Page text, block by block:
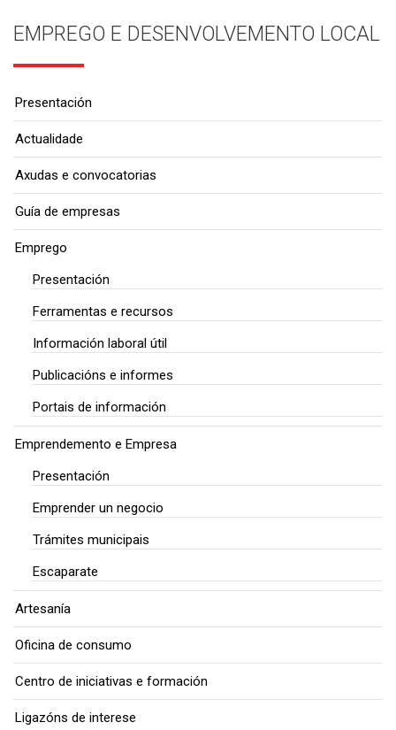
EMPREGO E DESENVOLVEMENTO LOCAL
Presentación
Actualidade
Axudas e convocatorias
Guía de empresas
Emprego
Presentación
Ferramentas e recursos
Información laboral útil
Publicacións e informes
Portais de información
Emprendemento e Empresa
Presentación
Emprender un negocio
Trámites municipais
Escaparate
Artesanía
Oficina de consumo
Centro de iniciativas e formación
Ligazóns de interese